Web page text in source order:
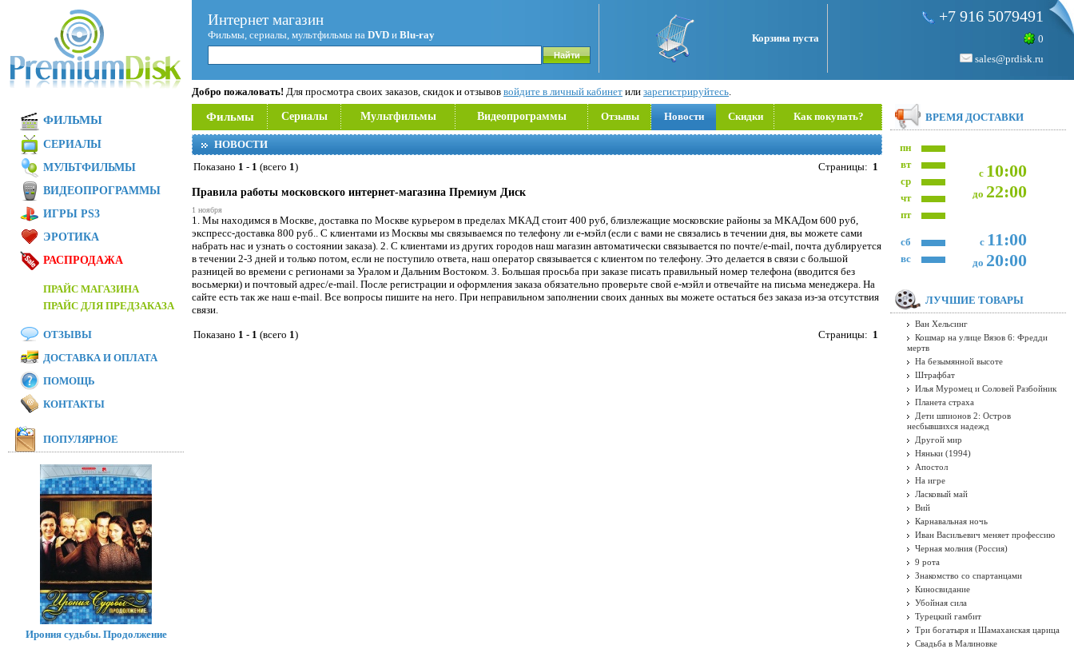
Интернет магазин
Фильмы, сериалы, мультфильмы на DVD и Blu-ray Корзина пуста
+7 916 5079491
0
sales@prdisk.ru
Добро пожаловать! Для просмотра своих заказов, скидок и отзывов войдите в личный кабинет или зарегистрируйтесь.
Фильмы Сериалы Мультфильмы Видеопрограммы Отзывы Новости Скидки Как покупать?
НОВОСТИ
Показано 1 - 1 (всего 1) Страницы: 1
Правила работы московского интернет-магазина Премиум Диск
1 ноября
1. Мы находимся в Москве, доставка по Москве курьером в пределах МКАД стоит 400 руб, близлежащие московские районы за МКАДом 600 руб,
экспресс-доставка 800 руб.. С клиентами из Москвы мы связываемся по телефону ли е-мэйл (если с вами не связались в течении дня, вы можете сами
набрать нас и узнать о состоянии заказа). 2. С клиентами из других городов наш магазин автоматически связывается по почте/e-mail, почта дублируется
в течении 2-3 дней и только потом, если не поступило ответа, наш оператор связывается с клиентом по телефону. Это делается в связи с большой
разницей во времени с регионами за Уралом и Дальним Востоком. 3. Большая просьба при заказе писать правильный номер телефона (вводится без
восьмерки) и почтовый адрес/e-mail. После регистрации и оформления заказа обязательно проверьте свой е-мэйл и отвечайте на письма менеджера. На
сайте есть так же наш e-mail. Все вопросы пишите на него. При неправильном заполнении своих данных вы можете остаться без заказа из-за отсутствия
связи.
Показано 1 - 1 (всего 1) Страницы: 1
ФИЛЬМЫ
СЕРИАЛЫ
МУЛЬТФИЛЬМЫ
ВИДЕОПРОГРАММЫ
ИГРЫ PS3
ЭРОТИКА
РАСПРОДАЖА
ПРАЙС МАГАЗИНА
ПРАЙС ДЛЯ ПРЕДЗАКАЗА
ОТЗЫВЫ
ДОСТАВКА И ОПЛАТА
ПОМОЩЬ
КОНТАКТЫ
ПОПУЛЯРНОЕ
Ирония судьбы. Продолжение
ВРЕМЯ ДОСТАВКИ
пн
с 10:00
до 22:00
вт
ср
чт
пт
с 11:00
до 20:00
сб
вс
ЛУЧШИЕ ТОВАРЫ
Ван Хельсинг
Кошмар на улице Вязов 6: Фредди
мертв
На безымянной высоте
Штрафбат
Илья Муромец и Соловей Разбойник
Планета страха
Дети шпионов 2: Остров
несбывшихся надежд
Другой мир
Няньки (1994)
Апостол
На игре
Ласковый май
Вий
Карнавальная ночь
Иван Васильевич меняет профессию
Черная молния (Россия)
9 рота
Знакомство со спартанцами
Киносвидание
Убойная сила
Турецкий гамбит
Три богатыря и Шамаханская царица
Свадьба в Малиновке